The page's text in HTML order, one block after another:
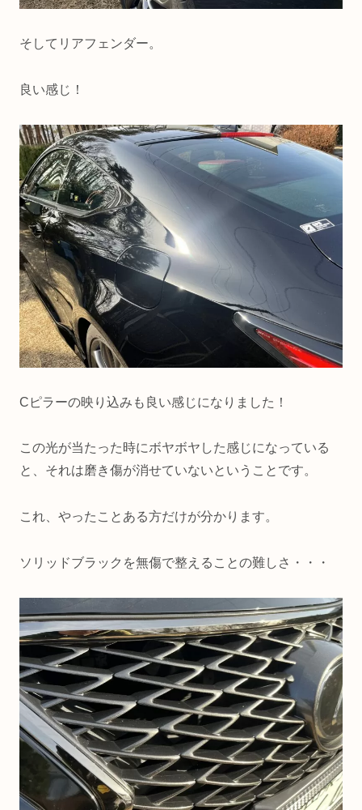
そしてリアフェンダー。
良い感じ！
Cピラーの映り込みも良い感じになりました！
この光が当たった時にボヤボヤした感じになっている
と、それは磨き傷が消せていないということです。
これ、やったことある方だけが分かります。
ソリッドブラックを無傷で整えることの難しさ・・・